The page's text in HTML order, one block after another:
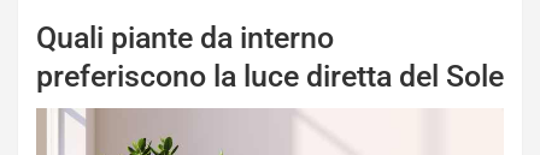
Quali piante da interno
preferiscono la luce diretta del Sole